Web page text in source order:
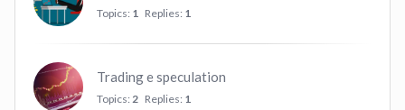
Topics: 1 Replies: 1
Trading e speculation
Topics: 2 Replies: 1